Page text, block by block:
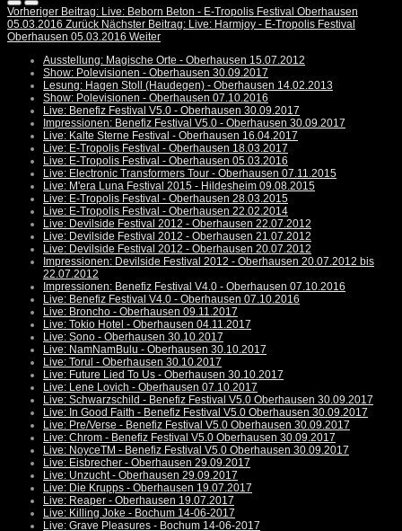
Vorheriger Beitrag: Live: Beborn Beton - E-Tropolis Festival Oberhausen
05.03.2016 Zurück Nächster Beitrag: Live: Harmjoy - E-Tropolis Festival
Oberhausen 05.03.2016 Weiter
Ausstellung: Magische Orte - Oberhausen 15.07.2012
Show: Polevisionen - Oberhausen 30.09.2017
Lesung: Hagen Stoll (Haudegen) - Oberhausen 14.02.2013
Show: Polevisionen - Oberhausen 07.10.2016
Live: Benefiz Festival V5.0 - Oberhausen 30.09.2017
Impressionen: Benefiz Festival V5.0 - Oberhausen 30.09.2017
Live: Kalte Sterne Festival - Oberhausen 16.04.2017
Live: E-Tropolis Festival - Oberhausen 18.03.2017
Live: E-Tropolis Festival - Oberhausen 05.03.2016
Live: Electronic Transformers Tour - Oberhausen 07.11.2015
Live: M'era Luna Festival 2015 - Hildesheim 09.08.2015
Live: E-Tropolis Festival - Oberhausen 28.03.2015
Live: E-Tropolis Festival - Oberhausen 22.02.2014
Live: Devilside Festival 2012 - Oberhausen 22.07.2012
Live: Devilside Festival 2012 - Oberhausen 21.07.2012
Live: Devilside Festival 2012 - Oberhausen 20.07.2012
Impressionen: Devilside Festival 2012 - Oberhausen 20.07.2012 bis
22.07.2012
Impressionen: Benefiz Festival V4.0 - Oberhausen 07.10.2016
Live: Benefiz Festival V4.0 - Oberhausen 07.10.2016
Live: Broncho - Oberhausen 09.11.2017
Live: Tokio Hotel - Oberhausen 04.11.2017
Live: Sono - Oberhausen 30.10.2017
Live: NamNamBulu - Oberhausen 30.10.2017
Live: Torul - Oberhausen 30.10.2017
Live: Future Lied To Us - Oberhausen 30.10.2017
Live: Lene Lovich - Oberhausen 07.10.2017
Live: Schwarzschild - Benefiz Festival V5.0 Oberhausen 30.09.2017
Live: In Good Faith - Benefiz Festival V5.0 Oberhausen 30.09.2017
Live: Pre/Verse - Benefiz Festival V5.0 Oberhausen 30.09.2017
Live: Chrom - Benefiz Festival V5.0 Oberhausen 30.09.2017
Live: NoyceTM - Benefiz Festival V5.0 Oberhausen 30.09.2017
Live: Eisbrecher - Oberhausen 29.09.2017
Live: Unzucht - Oberhausen 29.09.2017
Live: Die Krupps - Oberhausen 19.07.2017
Live: Reaper - Oberhausen 19.07.2017
Live: Killing Joke - Bochum 14-06-2017
Live: Grave Pleasures - Bochum 14-06-2017